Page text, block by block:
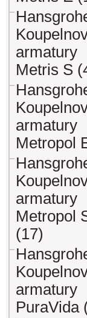
armatury
Metris S
armatury
Metropol
armatury
Metropol
(17)
armatury
PuraVida